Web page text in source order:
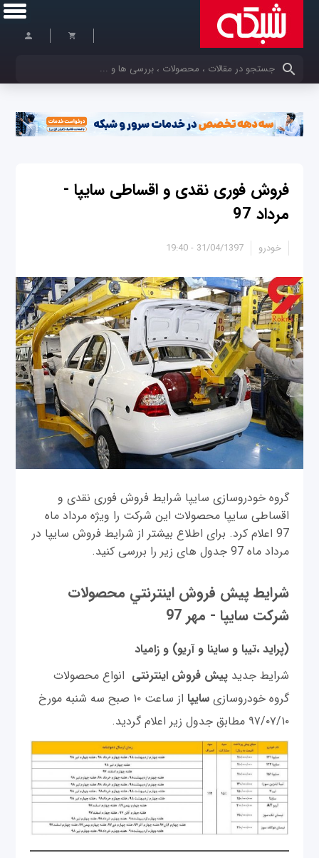
کلمات کلیدی خود را وارد کنید
فروش فوری نقدی و اقساطی سایپا -
مرداد 97
31/04/1397 - 19:40 خودرو
گروه خودروسازی سایپا شرایط فروش فوری نقدی و
اقساطی سایپا محصولات این شرکت را ویژه مرداد ماه
97 اعلام کرد. برای اطلاع بیشتر از شرایط فروش سایپا در
مرداد ماه 97 جدول های زیر را بررسی کنید.
شرایط پیش فروش اينترنتي محصولات
شرکت سایپا - مهر 97
(پرايد ،تيبا و ساينا و آريو) و زامیاد
شرایط جدیدپیش فروش اینترنتی انواع محصولات
گروه خودروسازیسایپا
از ساعت ۱۰ صبح سه شنبه مورخ
۹۷/۰۷/۱۰ مطابق جدول زیر اعلام گردید.